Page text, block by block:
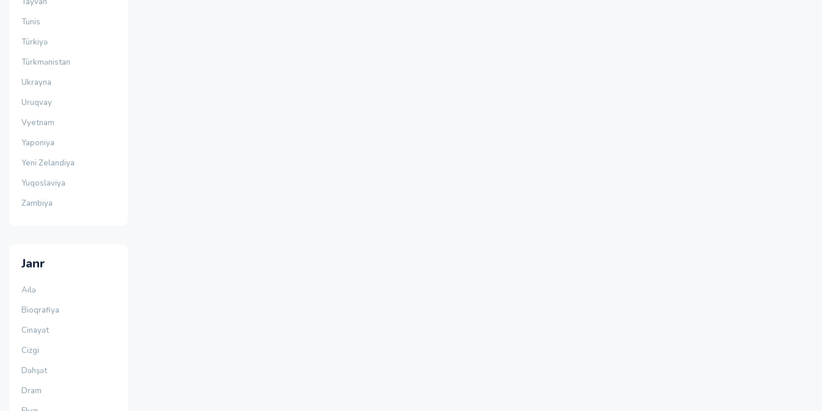
Tunis
Türkiyə
Türkmənistan
Ukrayna
Uruqvay
Vyetnam
Yaponiya
Yeni Zelandiya
Yuqoslaviya
Zambiya
Janr
Ailə
Bioqrafiya
Cinayət
Cizgi
Dəhşət
Dram